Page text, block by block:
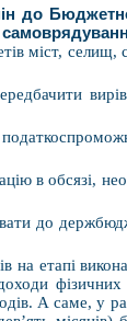
до
міст, селищ,
в обсязі,
до
на етапі
А саме, у